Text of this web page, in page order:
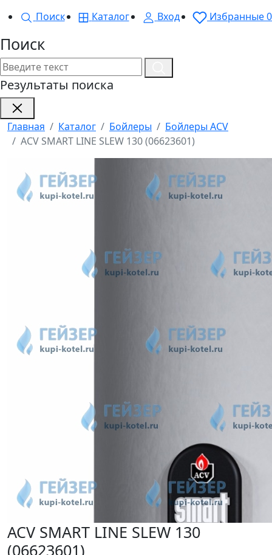
Поиск
Каталог Вход Избранные0
Поиск
Результаты поиска
Главная Каталог Бойлеры
Бойлеры ACV
ACV SMART LINE SLEW 130 (06623601)
ACV SMART LINE SLEW 130
(06623601)